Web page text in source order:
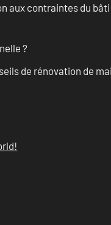
aux contraintes du
?
de rénovation de